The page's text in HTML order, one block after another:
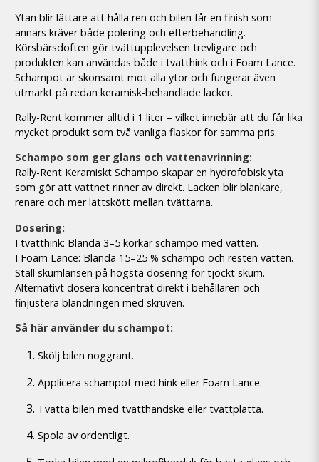
Ytan blir lättare att hålla ren och bilen får en finish som
annars kräver både polering och efterbehandling.
Körsbärsdoften gör tvättupplevelsen trevligare och
produkten kan användas både i tvätthink och i Foam Lance.
Schampot är skonsamt mot alla ytor och fungerar även
utmärkt på redan keramisk-behandlade lacker.
Rally-Rent kommer alltid i 1 liter – vilket innebär att du får lika
mycket produkt som två vanliga flaskor för samma pris.
Schampo som ger glans och vattenavrinning:
Rally-Rent Keramiskt Schampo skapar en hydrofobisk yta
som gör att vattnet rinner av direkt. Lacken blir blankare,
renare och mer lättskött mellan tvättarna.
Dosering:
I tvätthink: Blanda 3–5 korkar schampo med vatten.
I Foam Lance: Blanda 15–25 % schampo och resten vatten.
Ställ skumlansen på högsta dosering för tjockt skum.
Alternativt dosera koncentrat direkt i behållaren och
finjustera blandningen med skruven.
Så här använder du schampot:
Skölj bilen noggrant.
Applicera schampot med hink eller Foam Lance.
Tvätta bilen med tvätthandske eller tvättplatta.
Spola av ordentligt.